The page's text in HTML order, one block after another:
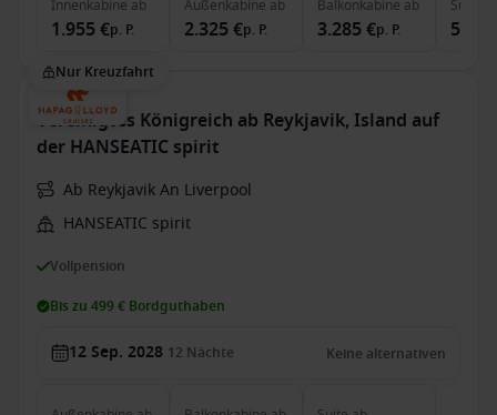
Innenkabine ab
1.955 €p. P.
Außenkabine ab
2.325 €p. P.
Balkonkabine ab
3.285 €p. P.
Suite
Nur Kreuzfahrt
Vereinigtes Königreich ab Reykjavik, Island auf
der HANSEATIC spirit
Ab Reykjavik An Liverpool
HANSEATIC spirit
Vollpension
Bis zu 499 € Bordguthaben
12 Sep. 2028 12 Nächte Keine alternativen